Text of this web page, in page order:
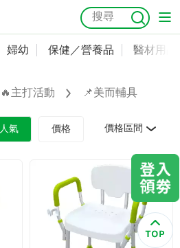
益生菌 魚油 幼兒米餅 貓砂
婦幼 保健／營養品 醫材用品
🔥主打活動 📌美而輔具
人氣 價格 價格區間